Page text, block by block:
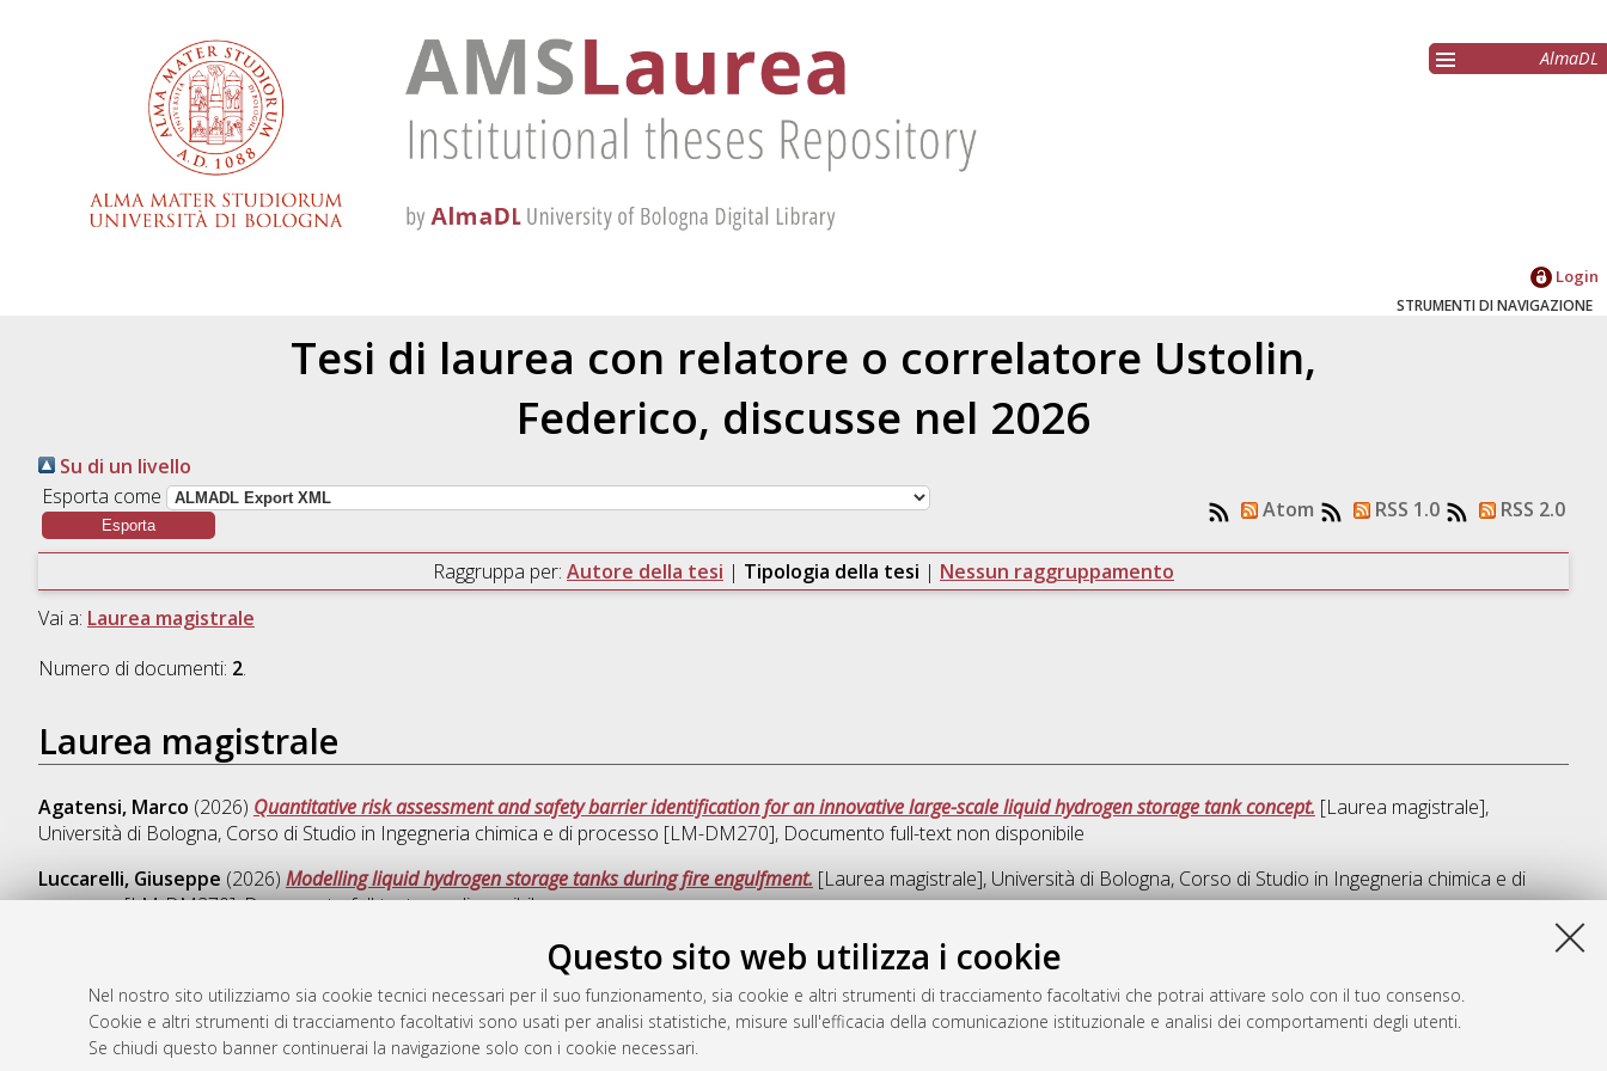
Questo sito web utilizza i cookie
Nel nostro sito utilizziamo sia cookie tecnici necessari per il suo funzionamento, sia cookie e altri strumenti di tracciamento facoltativi che potrai attivare solo con il tuo consenso.
Cookie e altri strumenti di tracciamento facoltativi sono usati per analisi statistiche, misure sull'efficacia della comunicazione istituzionale e analisi dei comportamenti degli utenti.
Se chiudi questo banner continuerai la navigazione solo con i cookie necessari.
AlmaDL
Login
STRUMENTI DI NAVIGAZIONE
Tesi di laurea con relatore o correlatore Ustolin,
Federico, discusse nel 2026
Su di un livello
Esporta come
Atom RSS 1.0 RSS 2.0
Raggruppa per: Autore della tesi | Tipologia della tesi | Nessun raggruppamento
Vai a: Laurea magistrale
Numero di documenti: 2.
Laurea magistrale
Agatensi, Marco (2026) Quantitative risk assessment and safety barrier identification for an innovative large-scale liquid hydrogen storage tank concept. [Laurea magistrale],
Università di Bologna, Corso di Studio in Ingegneria chimica e di processo [LM-DM270], Documento full-text non disponibile
Luccarelli, Giuseppe (2026) Modelling liquid hydrogen storage tanks during fire engulfment. [Laurea magistrale], Università di Bologna, Corso di Studio in Ingegneria chimica e di
processo [LM-DM270], Documento full-text non disponibile
Questa lista e' stata generata il
Atom
AMS Laurea
Servizio implementato e gestito da